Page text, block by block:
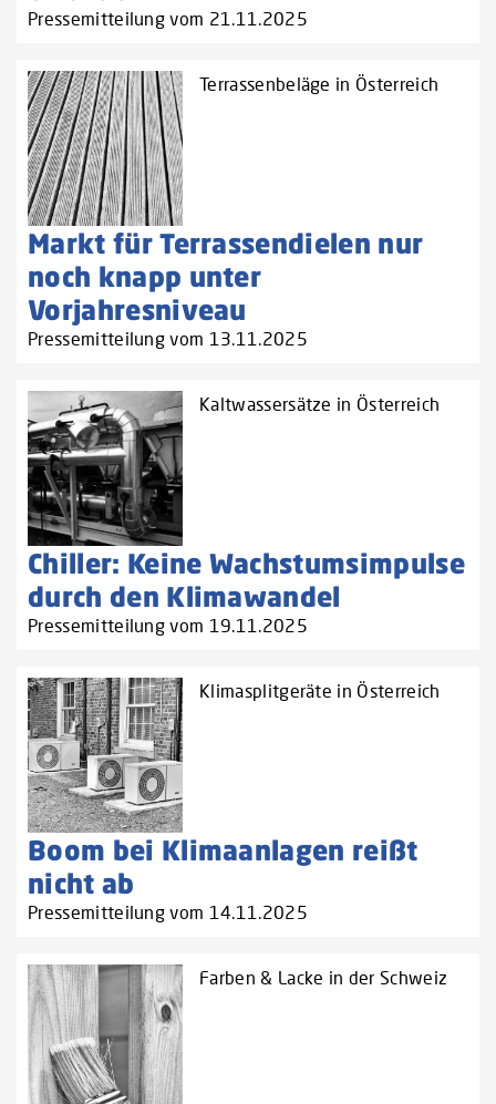
Pressemitteilung vom 21.11.2025
Terrassenbeläge in Österreich
Markt für Terrassendielen nur
noch knapp unter
Vorjahresniveau
Pressemitteilung vom 13.11.2025
Kaltwassersätze in Österreich
Chiller: Keine Wachstumsimpulse
durch den Klimawandel
Pressemitteilung vom 19.11.2025
Klimasplitgeräte in Österreich
Boom bei Klimaanlagen reißt
nicht ab
Pressemitteilung vom 14.11.2025
Farben & Lacke in der Schweiz